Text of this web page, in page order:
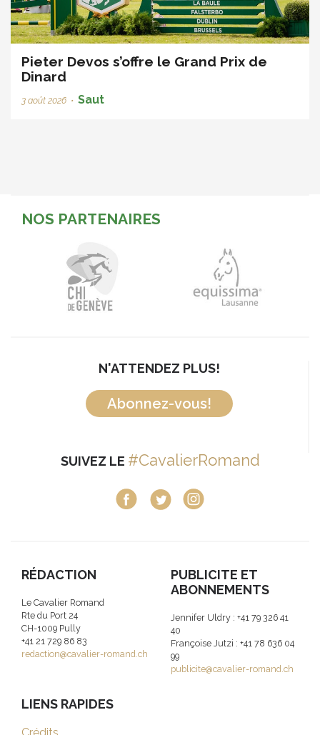
Pieter Devos s’offre le Grand Prix de
Dinard
3 août 2026 • Saut
NOS PARTENAIRES
N'ATTENDEZ PLUS!
Abonnez-vous!
SUIVEZ LE #CavalierRomand
RÉDACTION
Le Cavalier Romand
Rte du Port 24
CH-1009 Pully
+41 21 729 86 83
redaction@cavalier-romand.ch
PUBLICITE ET
ABONNEMENTS
Jennifer Uldry : +41 79 326 41
40
Françoise Jutzi : +41 78 636 04
99
publicite@cavalier-romand.ch
LIENS RAPIDES
Crédits